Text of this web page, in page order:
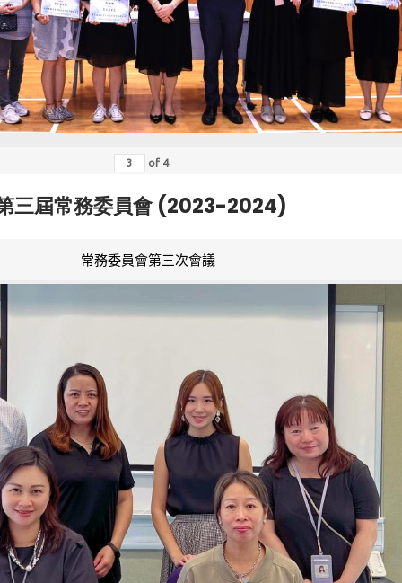
of 4
三屆常務委員會 (2023-2024)
常務委員會第三次會議